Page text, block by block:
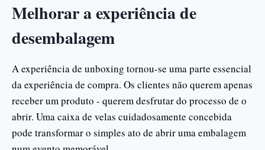
Melhorar a experiência de
desembalagem
A experiência de unboxing tornou-se uma parte essencial
da experiência de compra. Os clientes não querem apenas
receber um produto - querem desfrutar do processo de o
abrir. Uma caixa de velas cuidadosamente concebida
pode transformar o simples ato de abrir uma embalagem